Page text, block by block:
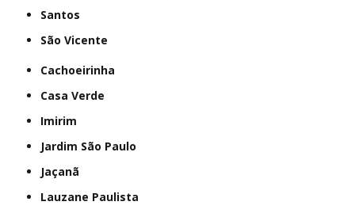
Santos
São Vicente
Cachoeirinha
Casa Verde
Imirim
Jardim São Paulo
Jaçanã
Lauzane Paulista